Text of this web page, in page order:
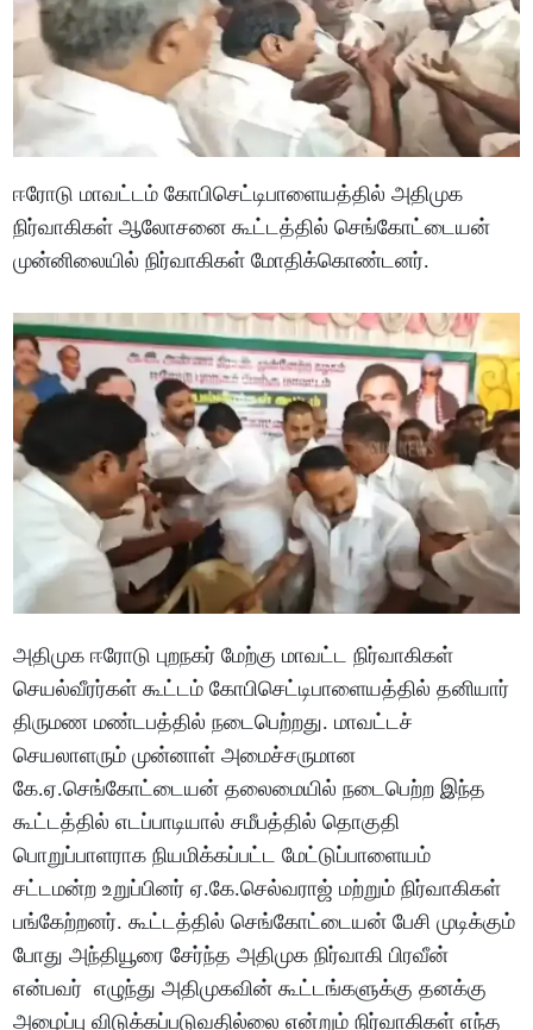
ஈரோடு மாவட்டம் கோபிசெட்டிபாளையத்தில் அதிமுக
நிர்வாகிகள் ஆலோசனை கூட்டத்தில் செங்கோட்டையன்
முன்னிலையில் நிர்வாகிகள் மோதிக்கொண்டனர்.
அதிமுக ஈரோடு புறநகர் மேற்கு மாவட்ட நிர்வாகிகள்
செயல்வீரர்கள் கூட்டம் கோபிசெட்டிபாளையத்தில் தனியார்
திருமண மண்டபத்தில் நடைபெற்றது. மாவட்டச்
செயலாளரும் முன்னாள் அமைச்சருமான
கே.ஏ.செங்கோட்டையன் தலைமையில் நடைபெற்ற இந்த
கூட்டத்தில் எடப்பாடியால் சமீபத்தில் தொகுதி
பொறுப்பாளராக நியமிக்கப்பட்ட மேட்டுப்பாளையம்
சட்டமன்ற உறுப்பினர் ஏ.கே.செல்வராஜ் மற்றும் நிர்வாகிகள்
பங்கேற்றனர். கூட்டத்தில் செங்கோட்டையன் பேசி முடிக்கும்
போது அந்தியூரை சேர்ந்த அதிமுக நிர்வாகி பிரவீன்
என்பவர் எழுந்து அதிமுகவின் கூட்டங்களுக்கு தனக்கு
அழைப்பு விடுக்கப்படுவதில்லை என்றும் நிர்வாகிகள் எந்த